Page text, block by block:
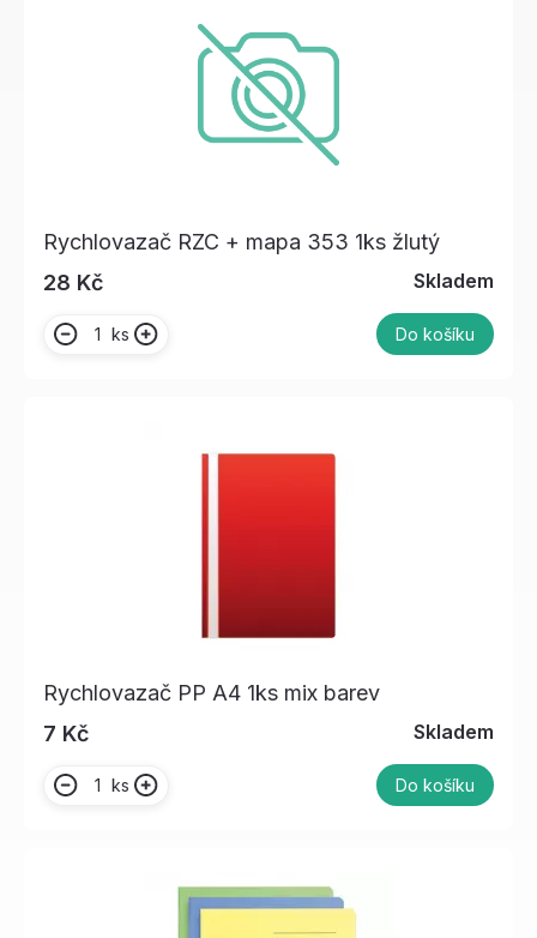
Rychlovazač RZC + mapa 353 1ks žlutý
28 Kč
Skladem
ks Do košíku
Rychlovazač PP A4 1ks mix barev
7 Kč
Skladem
ks Do košíku